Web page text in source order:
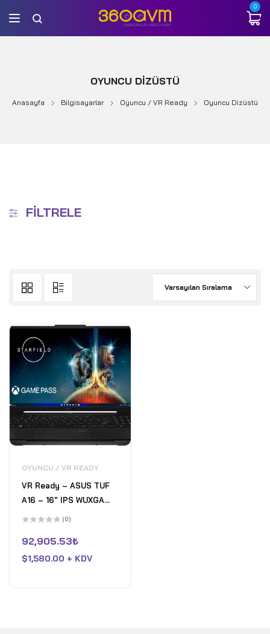
0
OYUNCU DIZÜSTÜ
Anasayfa Bilgisayarlar Oyuncu / VR Ready Oyuncu Dizüstü
FILTRELE
Varsayılan Sıralama
OYUNCU / VR READY
VR Ready – ASUS TUF
A16 – 16" IPS WUXGA
165Hz Gaming Laptop -
8GB AMD Radeon RX
7700S GDDR6 - 16GB
üzerinden
0
aldı
(0)
92,905.53₺
$1,580.00 + KDV